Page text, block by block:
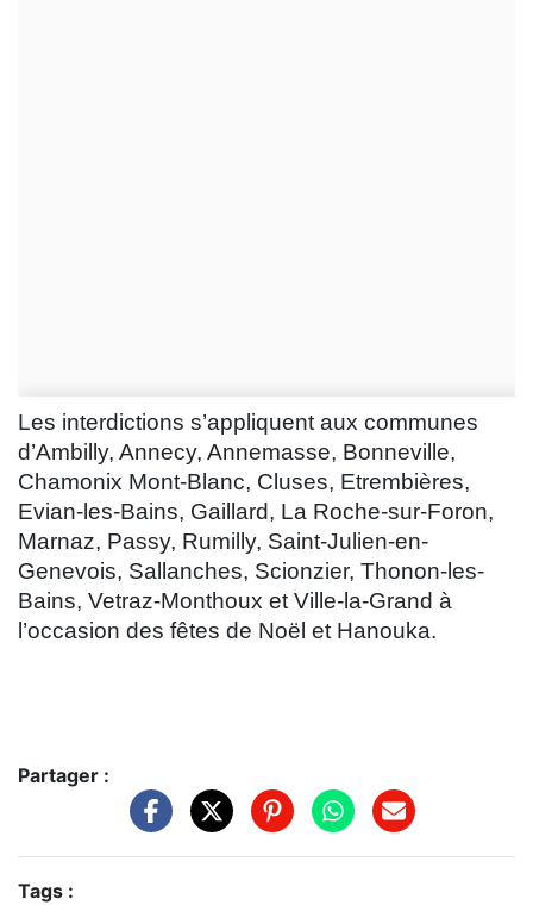
Les interdictions s’appliquent aux communes
d’Ambilly, Annecy, Annemasse, Bonneville,
Chamonix Mont-Blanc, Cluses, Etrembières,
Evian-les-Bains, Gaillard, La Roche-sur-Foron,
Marnaz, Passy, Rumilly, Saint-Julien-en-
Genevois, Sallanches, Scionzier, Thonon-les-
Bains, Vetraz-Monthoux et Ville-la-Grand à
l’occasion des fêtes de Noël et Hanouka.
Partager :
Tags :